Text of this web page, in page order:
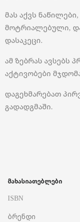
მას აქვს
მოტრიალებული,
დასაკეცი.
ამ ზებრას ავსებს
აქტივობები
დაგეხმარებათ
გადადგმაში.
მახასიათებლები
ISBN
ბრენდი